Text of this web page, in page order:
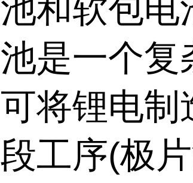
池和软包电
池是一个复
可将锂电制
段工序(极